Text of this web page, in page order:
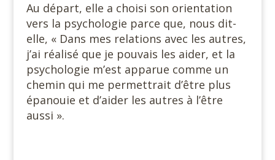
Au départ, elle a choisi son orientation
vers la psychologie parce que, nous dit-
elle, « Dans mes relations avec les autres,
j’ai réalisé que je pouvais les aider, et la
psychologie m’est apparue comme un
chemin qui me permettrait d’être plus
épanouie et d’aider les autres à l’être
aussi ».